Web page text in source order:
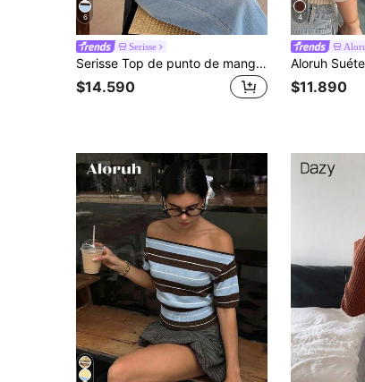
6
Serisse
Serisse Top de punto de manga corta con alas de murciélago y decoración floral 3D para mujer
$14.590
4
$11.890